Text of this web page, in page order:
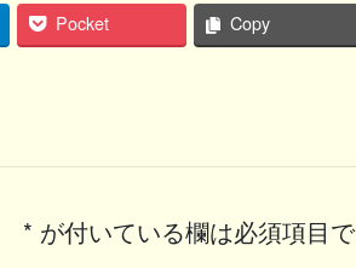
Pocket Copy
* が付いている欄は必須項目で